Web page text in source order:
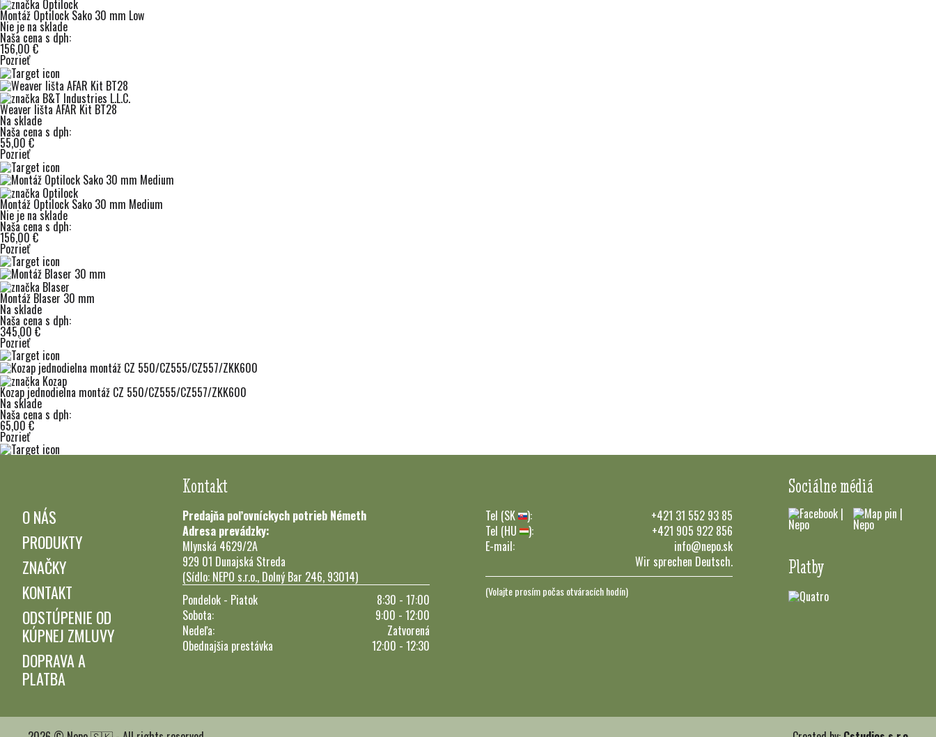
Montáž Optilock Sako 30 mm Low
Nie je na sklade
Naša cena s dph:
156,00 €
Pozrieť
Weaver lišta AFAR Kit BT28
Na sklade
Naša cena s dph:
55,00 €
Pozrieť
Montáž Optilock Sako 30 mm Medium
Nie je na sklade
Naša cena s dph:
156,00 €
Pozrieť
Montáž Blaser 30 mm
Na sklade
Naša cena s dph:
345,00 €
Pozrieť
Kozap jednodielna montáž CZ 550/CZ555/CZ557/ZKK600
Na sklade
Naša cena s dph:
65,00 €
Pozrieť
O NÁS
PRODUKTY
ZNAČKY
KONTAKT
ODSTÚPENIE OD
KÚPNEJ ZMLUVY
DOPRAVA A
PLATBA
Kontakt
Predajňa poľovníckych potrieb Németh
Adresa prevádzky:
Mlynská 4629/2A
929 01 Dunajská Streda
(Sídlo: NEPO s.r.o., Dolný Bar 246, 93014)
Pondelok - Piatok
8:30 - 17:00
Sobota:
9:00 - 12:00
Nedeľa:
Zatvorená
Obednajšia prestávka
12:00 - 12:30
Tel (SK ):
+421 31 552 93 85
Tel (HU
):
+421 905 922 856
E-mail:
info@nepo.sk
Wir sprechen Deutsch.
(Volajte prosím počas otváracích hodín)
Sociálne médiá
Platby